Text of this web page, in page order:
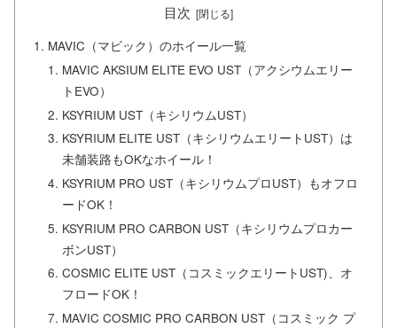
目次
MAVIC（マビック）のホイール一覧
MAVIC AKSIUM ELITE EVO UST（アクシウムエリー
トEVO）
KSYRIUM UST（キシリウムUST）
KSYRIUM ELITE UST（キシリウムエリートUST）は
未舗装路もOKなホイール！
KSYRIUM PRO UST（キシリウムプロUST）もオフロ
ードOK！
KSYRIUM PRO CARBON UST（キシリウムプロカー
ボンUST）
COSMIC ELITE UST（コスミックエリートUST)、オ
フロードOK！
MAVIC COSMIC PRO CARBON UST（コスミック プ